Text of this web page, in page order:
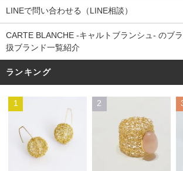
LINEで問い合わせる（LINE相談）
CARTE BLANCHE -キャルトブランシュ- のブ
扱ブランド一覧紹介
ランキング
1 2